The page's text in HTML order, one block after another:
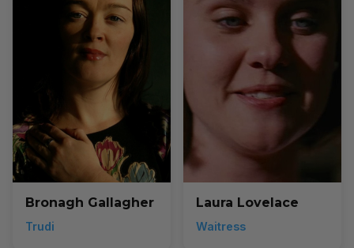
Bronagh Gallagher
Trudi
Laura Lovelace
Waitress